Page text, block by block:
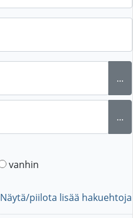
...
...
vanhin
Näytä/piilota lisää hakuehtoja